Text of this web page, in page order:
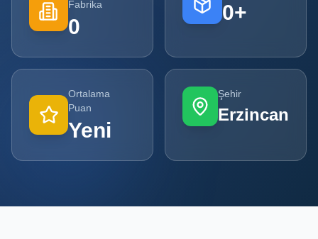
Ürünler
POPÜLER
KATEGORILER
Şişe ve Kavanoz Üreticileri
Ambalaj Üreticileri
Fabrika
0
0+
Ortalama
Puan
Yeni
Şehir
Erzincan